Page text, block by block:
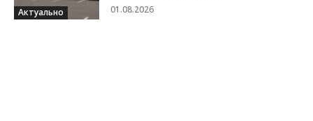
Актуально 01.08.2026